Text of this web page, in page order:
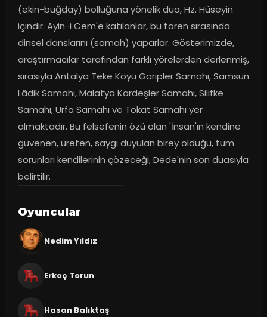
(ekin-buğday) bolluğuna yönelik dua, Hz. Hüseyin
içindir. Ayin-i Cem'e katılanlar, bu tören sırasında
dinsel danslarını (samah) yaparlar. Gösterimizde,
araştırmacılar tarafından farklı yörelerden derlenmiş,
sırasıyla Antalya Teke Köyü Garipler Samahı, Samsun
Lâdik Samahı, Malatya Kardeşler Samahı, Silifke
Samahı, Urfa Samahı ve Tokat Samahı yer
almaktadır. Bu felsefenin özü olan 'İnsan'ın kendine
güvenen, üreten, saygı duyulan birey olduğu, tüm
sorunları kendilerinin çözeceği, Dede'nin son duasıyla
belirtilir.
Oyuncular
Nedim Yıldız
Erkoç Torun
Hasan Balıktaş